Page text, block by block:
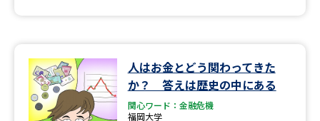
高等学校（情報）教員資格認定
人はお金とどう関わってきた
か？ 答えは歴史の中にある
関心ワード：金融危機
福岡大学